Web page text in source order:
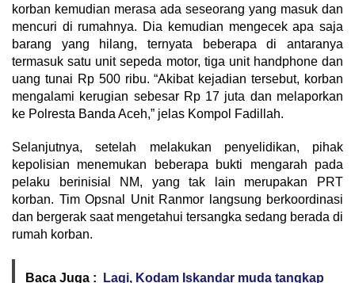
korban kemudian merasa ada seseorang yang masuk dan
mencuri di rumahnya. Dia kemudian mengecek apa saja
barang yang hilang, ternyata beberapa di antaranya
termasuk satu unit sepeda motor, tiga unit handphone dan
uang tunai Rp 500 ribu. “Akibat kejadian tersebut, korban
mengalami kerugian sebesar Rp 17 juta dan melaporkan
ke Polresta Banda Aceh,” jelas Kompol Fadillah.
Selanjutnya, setelah melakukan penyelidikan, pihak
kepolisian menemukan beberapa bukti mengarah pada
pelaku berinisial NM, yang tak lain merupakan PRT
korban. Tim Opsnal Unit Ranmor langsung berkoordinasi
dan bergerak saat mengetahui tersangka sedang berada di
rumah korban.
Baca Juga : Lagi, Kodam Iskandar muda tangkap